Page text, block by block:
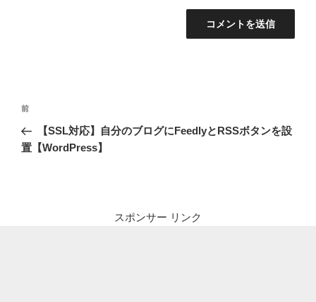
投
ナ
前
の
投
前
【SSL対応】自分のブログにFeedlyとRSSボタンを設
置【WordPress】
スポンサー リンク